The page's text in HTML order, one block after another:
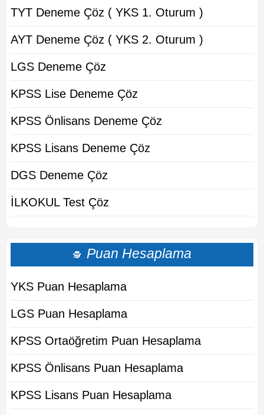
TYT Deneme Çöz ( YKS 1. Oturum )
AYT Deneme Çöz ( YKS 2. Oturum )
LGS Deneme Çöz
KPSS Lise Deneme Çöz
KPSS Önlisans Deneme Çöz
KPSS Lisans Deneme Çöz
DGS Deneme Çöz
İLKOKUL Test Çöz
🕵 Puan Hesaplama
YKS Puan Hesaplama
LGS Puan Hesaplama
KPSS Ortaöğretim Puan Hesaplama
KPSS Önlisans Puan Hesaplama
KPSS Lisans Puan Hesaplama